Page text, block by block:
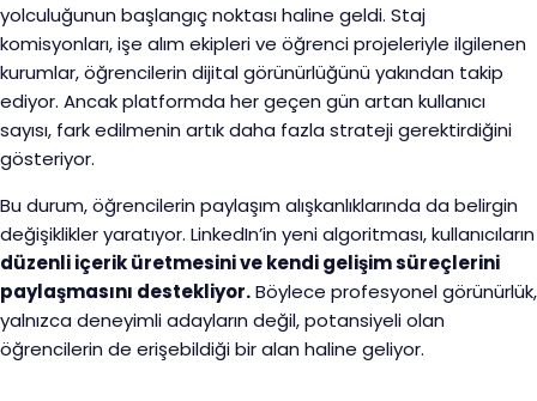
yolculuğunun başlangıç noktası haline geldi. Staj
komisyonları, işe alım ekipleri ve öğrenci projeleriyle ilgilenen
kurumlar, öğrencilerin dijital görünürlüğünü yakından takip
ediyor. Ancak platformda her geçen gün artan kullanıcı
sayısı, fark edilmenin artık daha fazla strateji gerektirdiğini
gösteriyor.
Bu durum, öğrencilerin paylaşım alışkanlıklarında da belirgin
değişiklikler yaratıyor. LinkedIn’in yeni algoritması, kullanıcıların
düzenli içerik üretmesini ve kendi gelişim süreçlerini
paylaşmasını destekliyor.Böylece profesyonel görünürlük,
yalnızca deneyimli adayların değil, potansiyeli olan
öğrencilerin de erişebildiği bir alan haline geliyor.